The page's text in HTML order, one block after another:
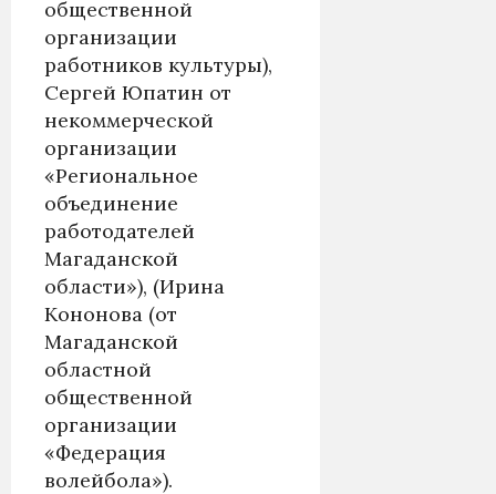
общественной
организации
работников культуры),
Сергей Юпатин от
некоммерческой
организации
«Региональное
объединение
работодателей
Магаданской
области»), (Ирина
Кононова (от
Магаданской
областной
общественной
организации
«Федерация
волейбола»).